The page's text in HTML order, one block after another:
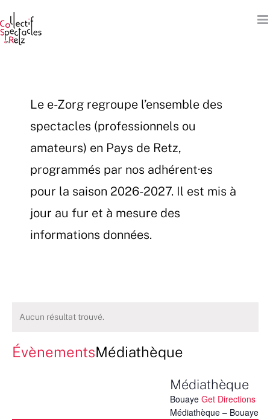
au
contenu
Le e-Zorg regroupe l’ensemble des
spectacles (professionnels ou
amateurs) en Pays de Retz,
programmés par nos adhérent·es
pour la saison 2026-2027. Il est mis à
jour au fur et à mesure des
informations données.
Aucun résultat trouvé.
ÉvènementsMédiathèque
Médiathèque
Bouaye Get Directions
Médiathèque – Bouaye